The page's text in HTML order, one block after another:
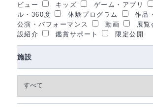
ビュー
キッズ ゲーム・アプリ
ル・360度
体験プログラム
作品
公演・パフォーマンス
動画 展
設紹介
鑑賞サポート 限定公開
施設